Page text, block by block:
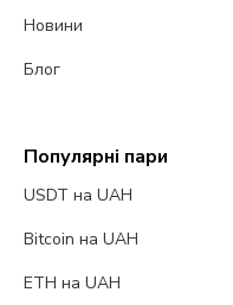
Новини
Блог
Популярні пари
USDT на UAH
Bitcoin на UAH
ETH на UAH